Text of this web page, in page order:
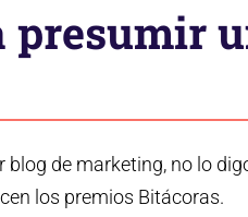
presumir
blog de marketing, no lo
los premios Bitácoras.